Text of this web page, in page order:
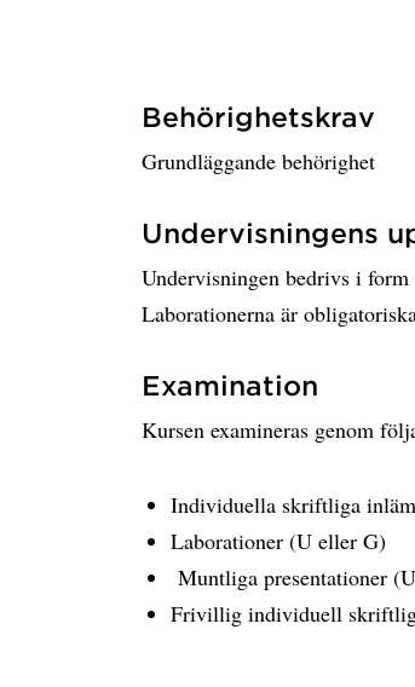
Behörighetskrav
Grundläggande behörighet
Undervisningens
Undervisningen bedrivs i
Laborationerna är
Examination
Kursen examineras genom
Individuella skriftliga
Laborationer (U eller G)
Muntliga presentationer
Frivillig individuell